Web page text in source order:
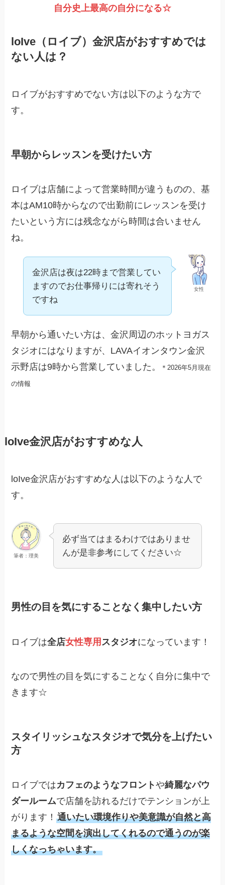
自分史上最高の自分になる☆
loIve（ロイブ）金沢店がおすすめでは
ない人は？
ロイブがおすすめでない方は以下のような方で
す。
早朝からレッスンを受けたい方
ロイブは店舗によって営業時間が違うものの、基
本はAM10時からなので出勤前にレッスンを受け
たいという方には残念ながら時間は合いません
ね。
女性
金沢店は夜は22時まで営業してい
ますのでお仕事帰りには寄れそう
ですね
早朝から通いたい方は、金沢周辺のホットヨガス
タジオにはなりますが、LAVAイオンタウン金沢
示野店は9時から営業していました。
＊2026年5月現在
の情報
loIve金沢店がおすすめな人
loIve金沢店がおすすめな人は以下のような人で
す。
筆者：理美
必ず当てはまるわけではありませ
んが是非参考にしてください☆
男性の目を気にすることなく集中したい方
ロイブは全店女性専用 スタジオになっています！
なので男性の目を気にすることなく自分に集中で
きます☆
スタイリッシュなスタジオで気分を上げたい
方
ロイブではカフェのようなフロントや綺麗なパウ
ダールームで店舗を訪れるだけでテンションが上
がります！通いたい環境作りや美意識が自然と高
まるような空間を演出してくれるので通うのが楽
しくなっちゃいます。